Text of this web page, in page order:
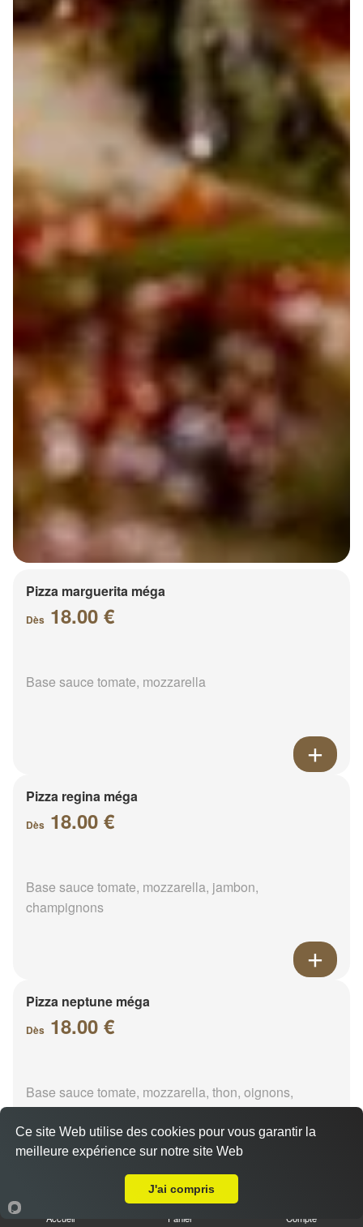
Pizza marguerita méga
Dès 18.00 €
Base sauce tomate, mozzarella
Pizza regina méga
Dès 18.00 €
Base sauce tomate, mozzarella, jambon,
champignons
Pizza neptune méga
Dès 18.00 €
Base sauce tomate, mozzarella, thon, oignons,
poivrons, olives
Pizza napolitaine méga
Accueil Panier Compte
Ce site Web utilise des cookies pour vous garantir la
meilleure expérience sur notre site Web
J'ai compris